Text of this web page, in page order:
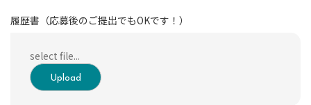
履歴書（応募後のご提出でもOKです！）
Upload